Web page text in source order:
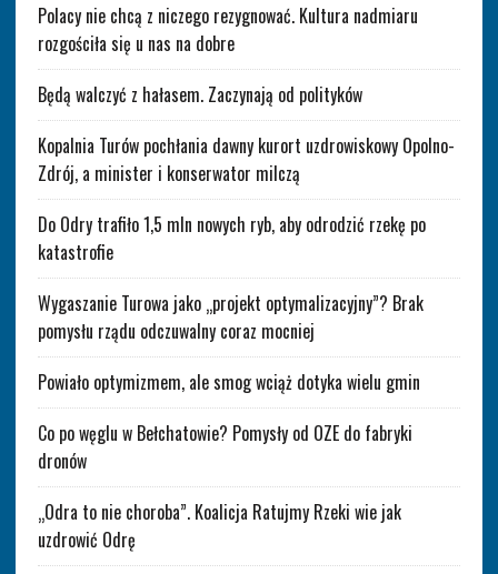
Polacy nie chcą z niczego rezygnować. Kultura nadmiaru
rozgościła się u nas na dobre
Będą walczyć z hałasem. Zaczynają od polityków
Kopalnia Turów pochłania dawny kurort uzdrowiskowy Opolno-
Zdrój, a minister i konserwator milczą
Do Odry trafiło 1,5 mln nowych ryb, aby odrodzić rzekę po
katastrofie
Wygaszanie Turowa jako „projekt optymalizacyjny”? Brak
pomysłu rządu odczuwalny coraz mocniej
Powiało optymizmem, ale smog wciąż dotyka wielu gmin
Co po węglu w Bełchatowie? Pomysły od OZE do fabryki
dronów
„Odra to nie choroba”. Koalicja Ratujmy Rzeki wie jak
uzdrowić Odrę